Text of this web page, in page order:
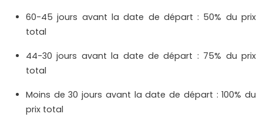
60-45 jours avant la date de départ : 50% du prix
total
44-30 jours avant la date de départ : 75% du prix
total
Moins de 30 jours avant la date de départ : 100% du
prix total